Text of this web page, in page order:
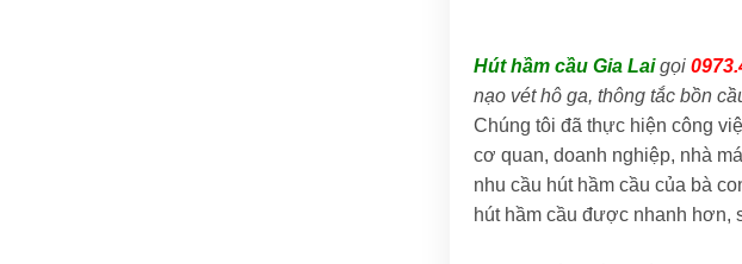
Hút hầm cầu Gia Lai gọi
nạo vét hô ga, thông tắc bồn
Chúng tôi đã thực hiện công
cơ quan, doanh nghiệp, nhà
nhu cầu hút hầm cầu của bà
hút hầm cầu được nhanh hơn,